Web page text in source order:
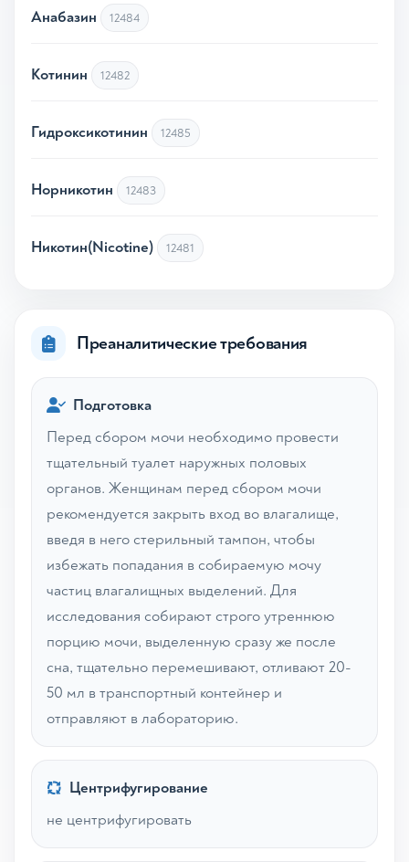
Анабазин 12484
Котинин 12482
Гидроксикотинин 12485
Норникотин 12483
Никотин(Nicotine) 12481
Преаналитические требования
Подготовка
Перед сбором мочи необходимо провести
тщательный туалет наружных половых
органов. Женщинам перед сбором мочи
рекомендуется закрыть вход во влагалище,
введя в него стерильный тампон, чтобы
избежать попадания в собираемую мочу
частиц влагалищных выделений. Для
исследования собирают строго утреннюю
порцию мочи, выделенную сразу же после
сна, тщательно перемешивают, отливают 20-
50 мл в транспортный контейнер и
отправляют в лабораторию.
Центрифугирование
не центрифугировать